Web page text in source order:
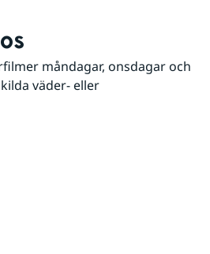
måndagar, onsdagar och
väder- eller